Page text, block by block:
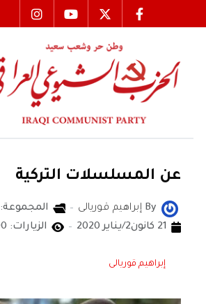
عن المسلسلات التركية
By إبراهيم قوريالى المجموعة:
21 كانون2/يناير 2020
الزيارات: 3400
إبراهيم قوريالى